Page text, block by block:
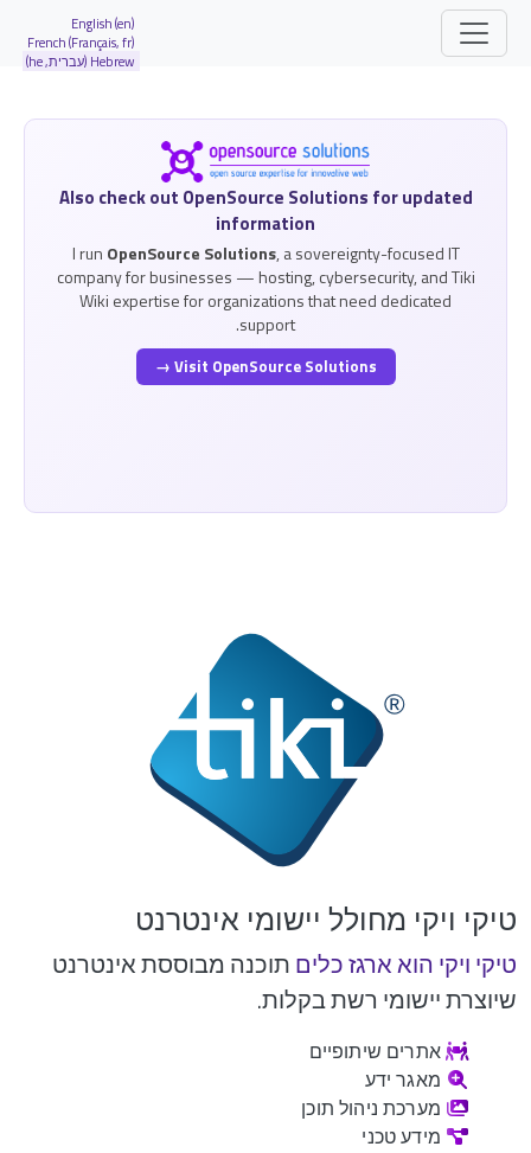
Site identity, navigation, etc.
English (en)
French (Français, fr)
Hebrew (עברית, he)
and related functionality and content
Also check out OpenSource Solutions for updated
information
I run OpenSource Solutions, a sovereignty-focused IT
company for businesses — hosting, cybersecurity, and Tiki
Wiki expertise for organizations that need dedicated
support.
Visit OpenSource Solutions →
טיקי ויקי מחולל יישומי אינטרנט
טיקי ויקי הוא ארגז כליםתוכנה מבוססת אינטרנט
שיוצרת יישומי רשת בקלות.
אתרים שיתופיים
מאגר ידע
מערכת ניהול תוכן
מידע טכני